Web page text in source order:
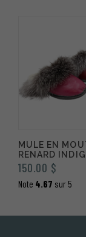
MULE EN
RENARD
150.00 $
Note 4.67 sur 5